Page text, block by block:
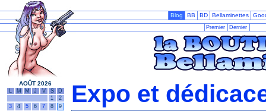
Blog BB BD Bellaminettes
Premier Dernier
AOÛT 2026
L M M J V S
D
1
2
3
4 5 6 7 8
9
Expo et